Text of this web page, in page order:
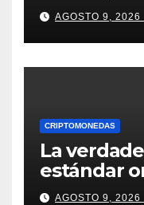
de las
AGOSTO 9, 2026
CRIPTOMONEDAS
La
estándar
apenas
AGOSTO 9, 2026